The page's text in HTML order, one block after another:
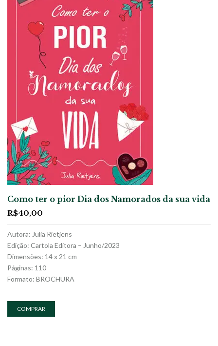
Como ter o pior Dia dos Namorados da sua vida
R$40,00
Autora: Julia Rietjens
Edição: Cartola Editora – Junho/2023
Dimensões: 14 x 21 cm
Páginas: 110
Formato: BROCHURA
COMPRAR